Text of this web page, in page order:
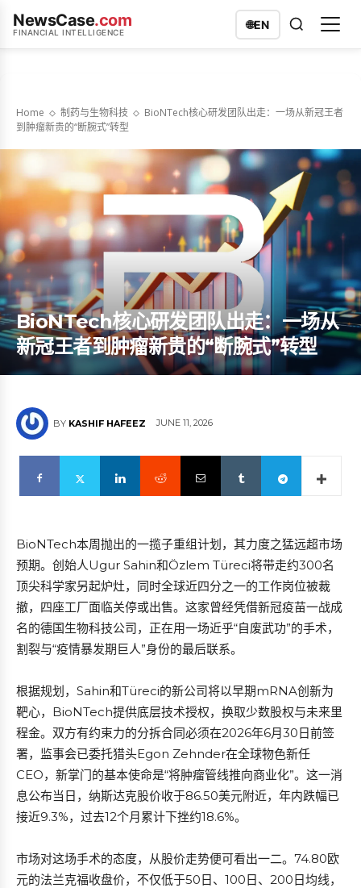
NewsCase.com
FINANCIAL INTELLIGENCE
🌐EN
Home 制药与生物科技
BioNTech核心研发团队出走：一场从新冠王者
到肿瘤新贵的“断腕式”转型
BioNTech核心研发团队出走：一场从
新冠王者到肿瘤新贵的“断腕式”转型
BY KASHIF HAFEEZ JUNE 11, 2026
BioNTech本周抛出的一揽子重组计划，其力度之猛远超市场
预期。创始人Ugur Sahin和Özlem Türeci将带走约300名
顶尖科学家另起炉灶，同时全球近四分之一的工作岗位被裁
撤，四座工厂面临关停或出售。这家曾经凭借新冠疫苗一战成
名的德国生物科技公司，正在用一场近乎“自废武功”的手术，
割裂与“疫情暴发期巨人”身份的最后联系。
根据规划，Sahin和Türeci的新公司将以早期mRNA创新为
靶心，BioNTech提供底层技术授权，换取少数股权与未来里
程金。双方有约束力的分拆合同必须在2026年6月30日前签
署，监事会已委托猎头Egon Zehnder在全球物色新任
CEO，新掌门的基本使命是“将肿瘤管线推向商业化”。这一消
息公布当日，纳斯达克股价收于86.50美元附近，年内跌幅已
接近9.3%，过去12个月累计下挫约18.6%。
市场对这场手术的态度，从股价走势便可看出一二。74.80欧
元的法兰克福收盘价，不仅低于50日、100日、200日均线，